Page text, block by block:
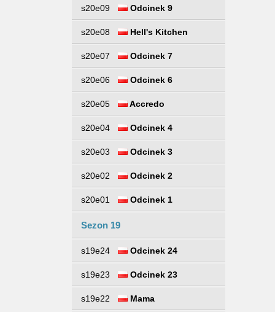
s20e09 Odcinek 9
s20e08 Hell's Kitchen
s20e07 Odcinek 7
s20e06 Odcinek 6
s20e05 Accredo
s20e04 Odcinek 4
s20e03 Odcinek 3
s20e02 Odcinek 2
s20e01 Odcinek 1
Sezon 19
s19e24 Odcinek 24
s19e23 Odcinek 23
s19e22 Mama